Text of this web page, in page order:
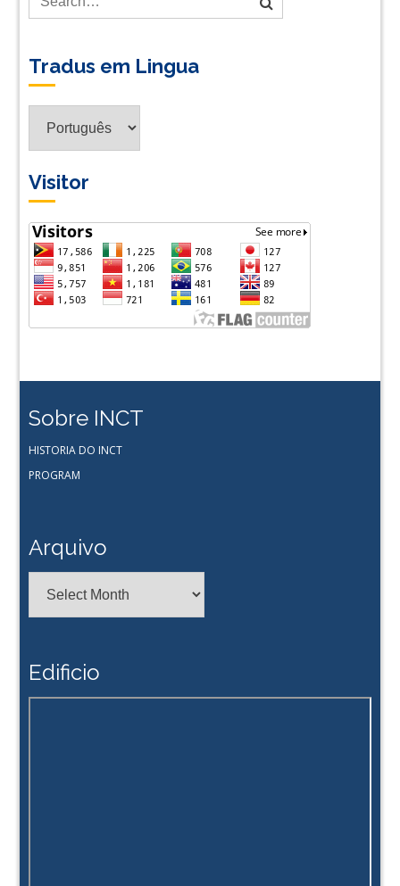
Tradus em Lingua
Visitor
Sobre INCT
HISTORIA DO INCT
PROGRAM
Arquivo
Edificio